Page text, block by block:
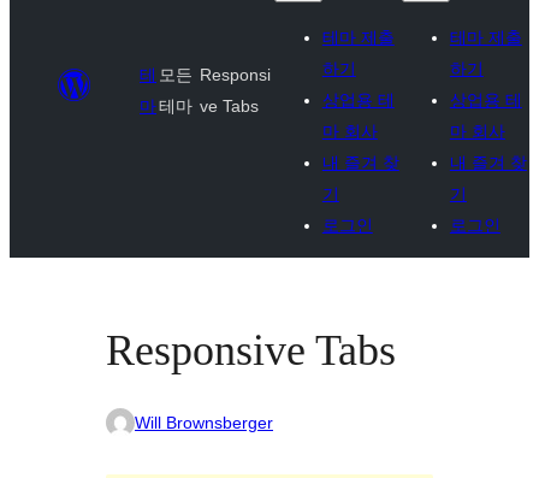
테
마
모든
테마
Responsi
ve Tabs
테마 제출
하기
상업용 테
마 회사
내 즐겨 찾
기
로그인
테마 제출
하기
상업용 테
마 회사
내 즐겨 찾
기
로그인
Responsive Tabs
Will Brownsberger